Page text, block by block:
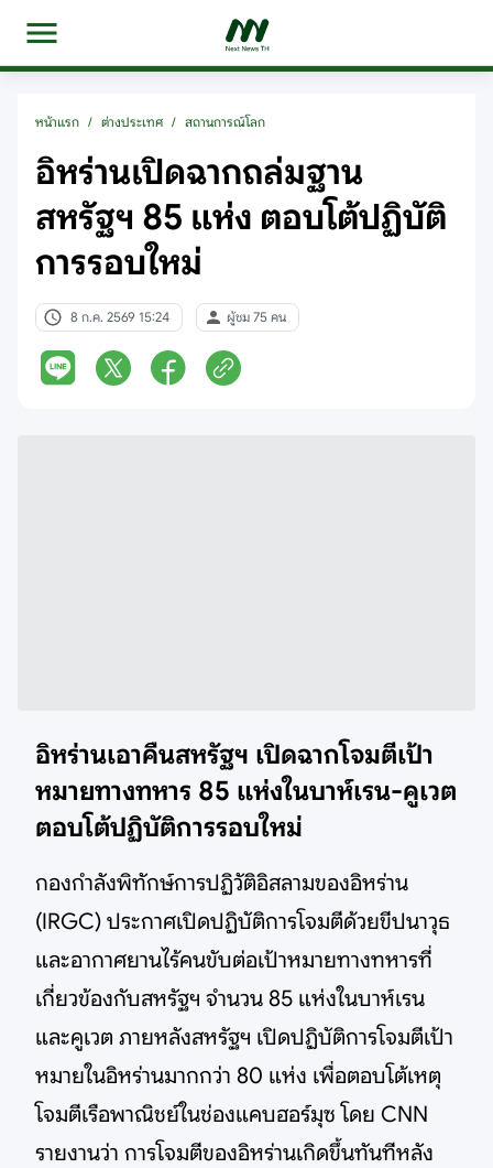
หน้าแรก / ต่างประเทศ / สถานการณ์โลก
อิหร่านเปิดฉากถล่มฐาน
สหรัฐฯ 85 แห่ง ตอบโต้ปฏิบัติ
การรอบใหม่
8 ก.ค. 2569 15:24 ผู้ชม 75 คน
อิหร่านเอาคืนสหรัฐฯ เปิดฉากโจมตีเป้า
หมายทางทหาร 85 แห่งในบาห์เรน-คูเวต
ตอบโต้ปฏิบัติการรอบใหม่
กองกำลังพิทักษ์การปฏิวัติอิสลามของอิหร่าน
(IRGC) ประกาศเปิดปฏิบัติการโจมตีด้วยขีปนาวุธ
และอากาศยานไร้คนขับต่อเป้าหมายทางทหารที่
เกี่ยวข้องกับสหรัฐฯ จำนวน 85 แห่งในบาห์เรน
และคูเวต ภายหลังสหรัฐฯ เปิดปฏิบัติการโจมตีเป้า
หมายในอิหร่านมากกว่า 80 แห่ง เพื่อตอบโต้เหตุ
โจมตีเรือพาณิชย์ในช่องแคบฮอร์มุซ โดย CNN
รายงานว่า การโจมตีของอิหร่านเกิดขึ้นทันทีหลัง